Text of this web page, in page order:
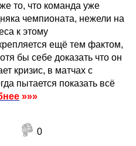
то, что команда уже
чемпионата, нежели на
к этому
ещё тем фактом,
бы себе доказать что он
кризис, в матчах с
пытается показать всё
»»»
0